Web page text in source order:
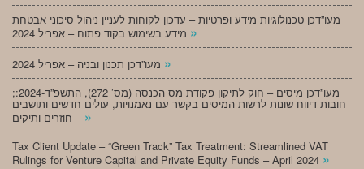
מעו”דכן טכנולוגיות מידע ופרטיות – עדכון לקוחות לעניין ניהול סיכוני אבטחת
»
»
;מעו”דכן מיסים – חוק לתיקון פקודת מס הכנסה (מס’ 272), התשפ”ד-2024:
חובות דיווח שונות לרשות המיסים בקשר עם נאמנויות, עולים חדשים ותושבים
חוזרים ותיקים – »
Tax Client Update – “Green Track” Tax Treatment: Streamlined VAT
Rulings for Venture Capital and Private Equity Funds – April 2024 »